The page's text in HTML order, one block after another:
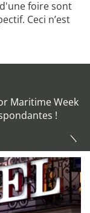
foire sont
Ceci n’est
Maritime Week
!